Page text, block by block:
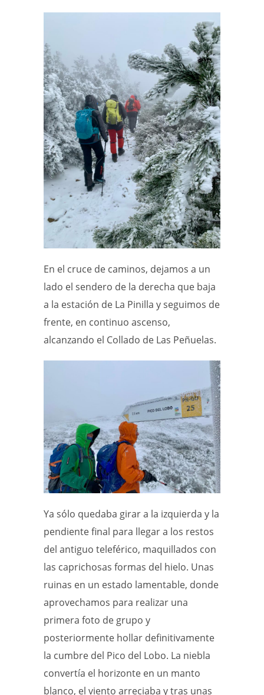
En el cruce de caminos, dejamos a un
lado el sendero de la derecha que baja
a la estación de La Pinilla y seguimos de
frente, en continuo ascenso,
alcanzando el Collado de Las Peñuelas.
Ya sólo quedaba girar a la izquierda y la
pendiente final para llegar a los restos
del antiguo teleférico, maquillados con
las caprichosas formas del hielo. Unas
ruinas en un estado lamentable, donde
aprovechamos para realizar una
primera foto de grupo y
posteriormente hollar definitivamente
la cumbre del Pico del Lobo. La niebla
convertía el horizonte en un manto
blanco, el viento arreciaba y tras unas